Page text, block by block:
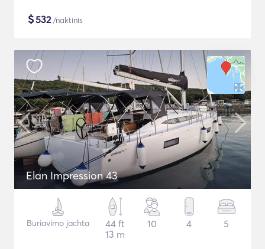
$532/naktinis
Elan Impression 43
Buriavimo jachta
44 ft
13 m
10 4 5